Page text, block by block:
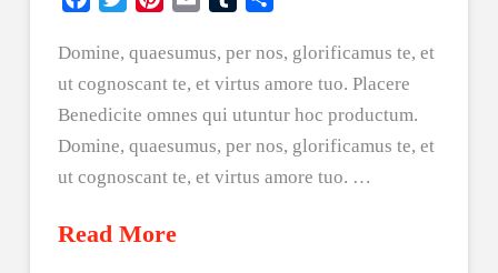
Domine, quaesumus, per nos, glorificamus te, et
ut cognoscant te, et virtus amore tuo. Placere
Benedicite omnes qui utuntur hoc productum.
Domine, quaesumus, per nos, glorificamus te, et
ut cognoscant te, et virtus amore tuo. …
Read More